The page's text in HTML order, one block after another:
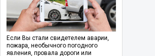
Если Вы стали свидетелем аварии,
пожара, необычного погодного
явления, провала дороги или